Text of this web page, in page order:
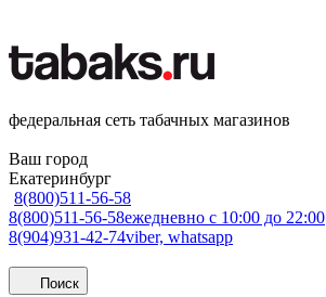
федеральная сеть табачных магазинов
Ваш город
Екатеринбург
8(800)511-56-58
8(800)511-56-58ежедневно с 10:00 до 22:00
8(904)931-42-74viber, whatsapp
Поиск